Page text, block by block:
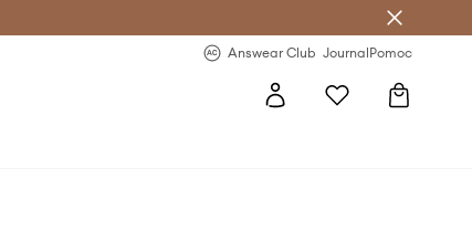
Answear Club JournalPomoc